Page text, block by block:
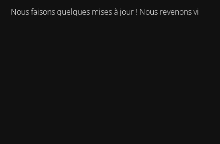
Nous faisons quelques mises à jour ! Nous revenons vite !